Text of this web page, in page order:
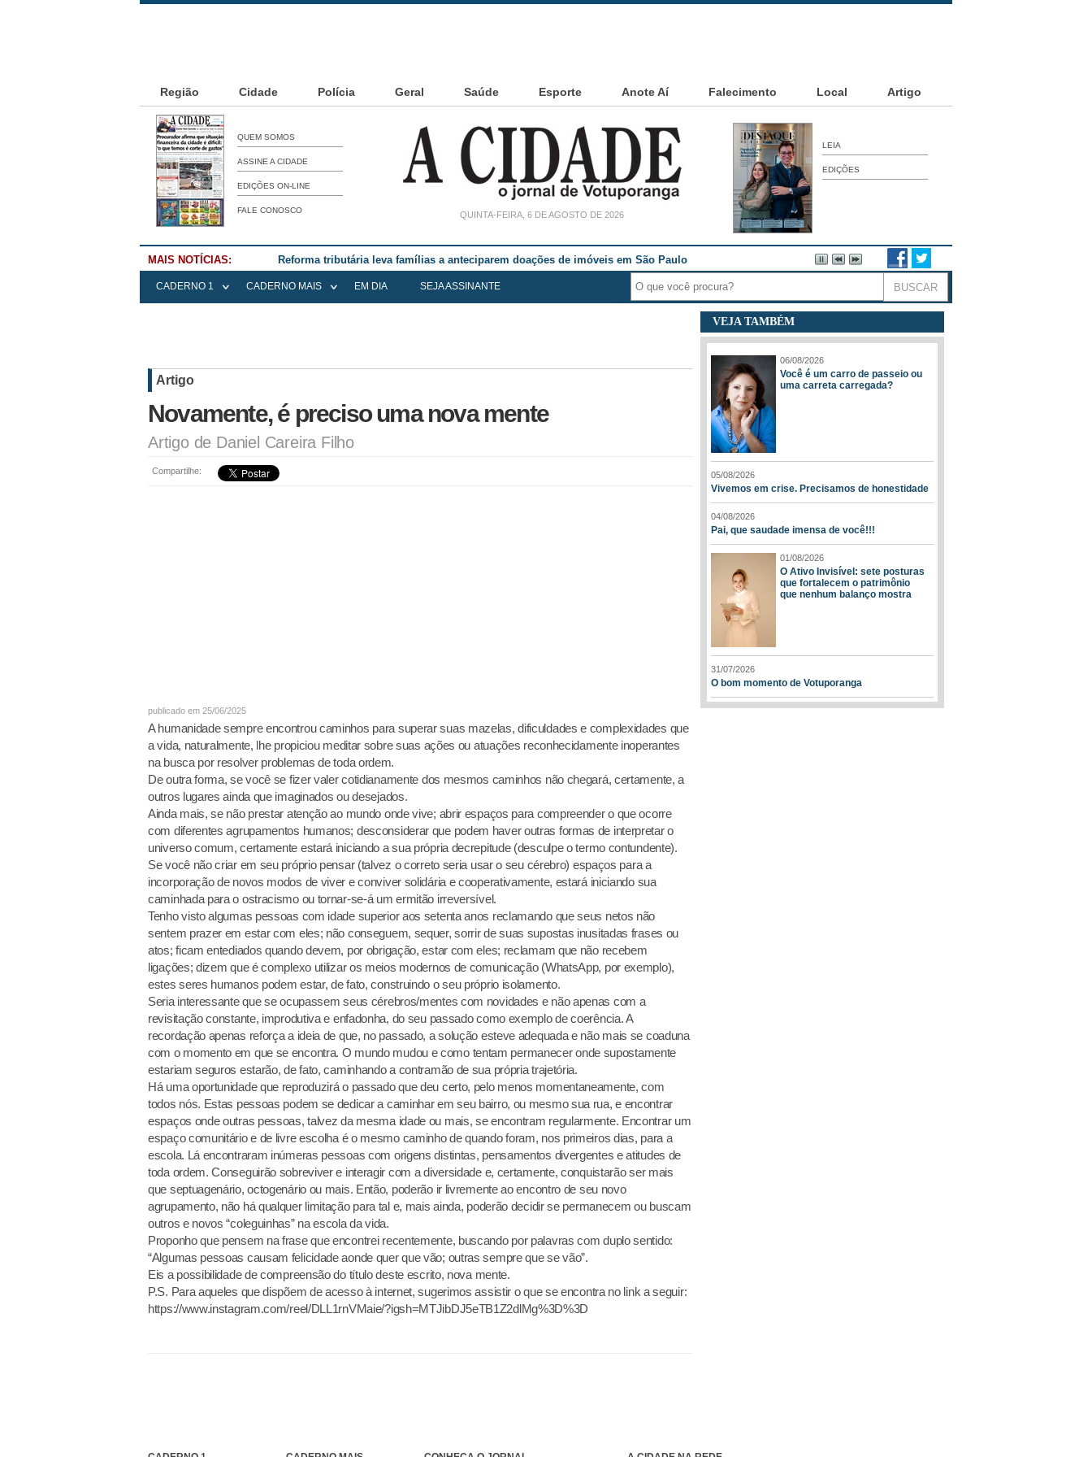
Região Cidade Polícia Geral Saúde Esporte Anote Aí Falecimento Local Artigo
QUEM SOMOS
ASSINE A CIDADE
EDIÇÕES ON-LINE
FALE CONOSCO QUINTA-FEIRA, 6 DE AGOSTO DE 2026
LEIA
EDIÇÕES
MAIS NOTÍCIAS: Reforma tributária leva famílias a anteciparem doações de imóveis em São Paulo
CADERNO 1 CADERNO MAIS EM DIA SEJA ASSINANTE
Artigo
Novamente, é preciso uma nova mente
Artigo de Daniel Careira Filho
Compartilhe:
publicado em 25/06/2025
A humanidade sempre encontrou caminhos para superar suas mazelas, dificuldades e complexidades que
a vida, naturalmente, lhe propiciou meditar sobre suas ações ou atuações reconhecidamente inoperantes
na busca por resolver problemas de toda ordem.
De outra forma, se você se fizer valer cotidianamente dos mesmos caminhos não chegará, certamente, a
outros lugares ainda que imaginados ou desejados.
Ainda mais, se não prestar atenção ao mundo onde vive; abrir espaços para compreender o que ocorre
com diferentes agrupamentos humanos; desconsiderar que podem haver outras formas de interpretar o
universo comum, certamente estará iniciando a sua própria decrepitude (desculpe o termo contundente).
Se você não criar em seu próprio pensar (talvez o correto seria usar o seu cérebro) espaços para a
incorporação de novos modos de viver e conviver solidária e cooperativamente, estará iniciando sua
caminhada para o ostracismo ou tornar-se-á um ermitão irreversível.
Tenho visto algumas pessoas com idade superior aos setenta anos reclamando que seus netos não
sentem prazer em estar com eles; não conseguem, sequer, sorrir de suas supostas inusitadas frases ou
atos; ficam entediados quando devem, por obrigação, estar com eles; reclamam que não recebem
ligações; dizem que é complexo utilizar os meios modernos de comunicação (WhatsApp, por exemplo),
estes seres humanos podem estar, de fato, construindo o seu próprio isolamento.
Seria interessante que se ocupassem seus cérebros/mentes com novidades e não apenas com a
revisitação constante, improdutiva e enfadonha, do seu passado como exemplo de coerência. A
recordação apenas reforça a ideia de que, no passado, a solução esteve adequada e não mais se coaduna
com o momento em que se encontra. O mundo mudou e como tentam permanecer onde supostamente
estariam seguros estarão, de fato, caminhando a contramão de sua própria trajetória.
Há uma oportunidade que reproduzirá o passado que deu certo, pelo menos momentaneamente, com
todos nós. Estas pessoas podem se dedicar a caminhar em seu bairro, ou mesmo sua rua, e encontrar
espaços onde outras pessoas, talvez da mesma idade ou mais, se encontram regularmente. Encontrar um
espaço comunitário e de livre escolha é o mesmo caminho de quando foram, nos primeiros dias, para a
escola. Lá encontraram inúmeras pessoas com origens distintas, pensamentos divergentes e atitudes de
toda ordem. Conseguirão sobreviver e interagir com a diversidade e, certamente, conquistarão ser mais
que septuagenário, octogenário ou mais. Então, poderão ir livremente ao encontro de seu novo
agrupamento, não há qualquer limitação para tal e, mais ainda, poderão decidir se permanecem ou buscam
outros e novos “coleguinhas” na escola da vida.
Proponho que pensem na frase que encontrei recentemente, buscando por palavras com duplo sentido:
“Algumas pessoas causam felicidade aonde quer que vão; outras sempre que se vão”.
Eis a possibilidade de compreensão do título deste escrito, nova mente.
P.S. Para aqueles que dispõem de acesso à internet, sugerimos assistir o que se encontra no link a seguir:
https://www.instagram.com/reel/DLL1rnVMaie/?igsh=MTJibDJ5eTB1Z2dlMg%3D%3D
VEJA TAMBÉM
06/08/2026
Você é um carro de passeio ou
uma carreta carregada?
05/08/2026
Vivemos em crise. Precisamos de honestidade
04/08/2026
Pai, que saudade imensa de você!!!
01/08/2026
O Ativo Invisível: sete posturas
que fortalecem o patrimônio
que nenhum balanço mostra
31/07/2026
O bom momento de Votuporanga